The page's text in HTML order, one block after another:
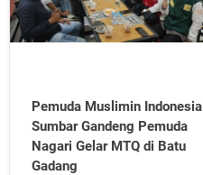
Pemuda Muslimin Indonesia
Sumbar Gandeng Pemuda
Nagari Gelar MTQ di Batu
Gadang